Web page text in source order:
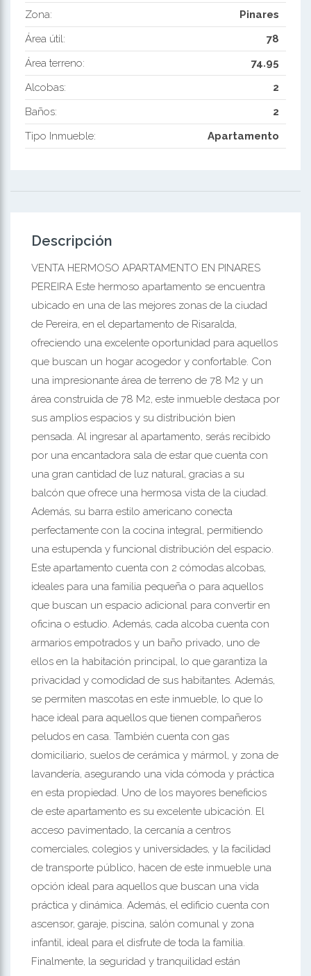
Zona:
Pinares
Área útil:
78
Área terreno:
74.95
Alcobas:
2
Baños:
2
Tipo Inmueble:
Apartamento
Descripción
VENTA HERMOSO APARTAMENTO EN PINARES
PEREIRA Este hermoso apartamento se encuentra
ubicado en una de las mejores zonas de la ciudad
de Pereira, en el departamento de Risaralda,
ofreciendo una excelente oportunidad para aquellos
que buscan un hogar acogedor y confortable. Con
una impresionante área de terreno de 78 M2 y un
área construida de 78 M2, este inmueble destaca por
sus amplios espacios y su distribución bien
pensada. Al ingresar al apartamento, serás recibido
por una encantadora sala de estar que cuenta con
una gran cantidad de luz natural, gracias a su
balcón que ofrece una hermosa vista de la ciudad.
Además, su barra estilo americano conecta
perfectamente con la cocina integral, permitiendo
una estupenda y funcional distribución del espacio.
Este apartamento cuenta con 2 cómodas alcobas,
ideales para una familia pequeña o para aquellos
que buscan un espacio adicional para convertir en
oficina o estudio. Además, cada alcoba cuenta con
armarios empotrados y un baño privado, uno de
ellos en la habitación principal, lo que garantiza la
privacidad y comodidad de sus habitantes. Además,
se permiten mascotas en este inmueble, lo que lo
hace ideal para aquellos que tienen compañeros
peludos en casa. También cuenta con gas
domiciliario, suelos de cerámica y mármol, y zona de
lavandería, asegurando una vida cómoda y práctica
en esta propiedad. Uno de los mayores beneficios
de este apartamento es su excelente ubicación. El
acceso pavimentado, la cercanía a centros
comerciales, colegios y universidades, y la facilidad
de transporte público, hacen de este inmueble una
opción ideal para aquellos que buscan una vida
práctica y dinámica. Además, el edificio cuenta con
ascensor, garaje, piscina, salón comunal y zona
infantil, ideal para el disfrute de toda la familia.
Finalmente, la seguridad y tranquilidad están